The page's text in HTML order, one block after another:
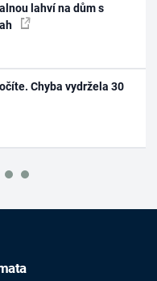
lahví na dům s
Chyba vydržela 30